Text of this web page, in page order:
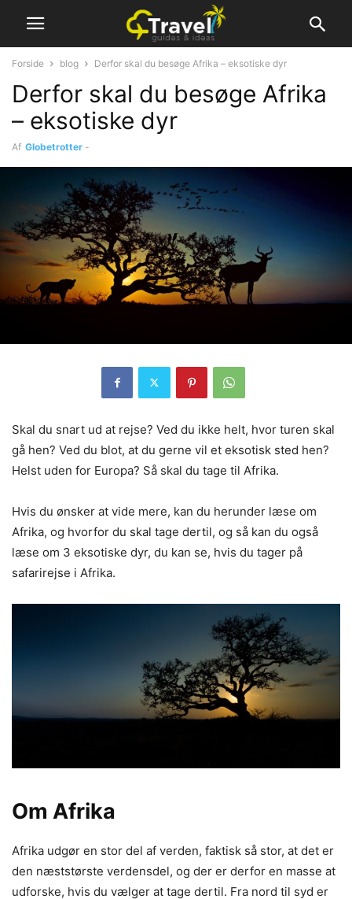
Forside blog Derfor skal du besøge Afrika – eksotiske dyr
Derfor skal du besøge Afrika
– eksotiske dyr
Af Globetrotter -
Skal du snart ud at rejse? Ved du ikke helt, hvor turen skal
gå hen? Ved du blot, at du gerne vil et eksotisk sted hen?
Helst uden for Europa? Så skal du tage til Afrika.
Hvis du ønsker at vide mere, kan du herunder læse om
Afrika, og hvorfor du skal tage dertil, og så kan du også
læse om 3 eksotiske dyr, du kan se, hvis du tager på
safarirejse i Afrika.
Om Afrika
Afrika udgør en stor del af verden, faktisk så stor, at det er
den næststørste verdensdel, og der er derfor en masse at
udforske, hvis du vælger at tage dertil. Fra nord til syd er